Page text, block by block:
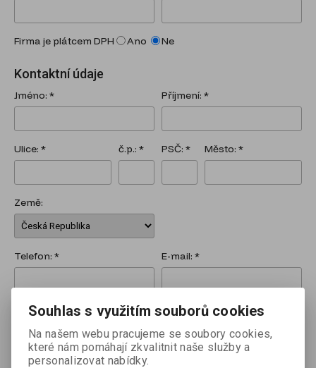
Firma je plátcem DPH Ano Ne
Kontaktní údaje
Jméno: * Příjmení: *
Ulice: * č.p.: * PSČ: * Město: *
Země:
E-mail: *
Telefon: *
Jméno: Příjmení:
Souhlas s využitím souborů cookies
Na našem webu pracujeme se soubory cookies,
které nám pomáhají zkvalitnit naše služby a
personalizovat nabídky.